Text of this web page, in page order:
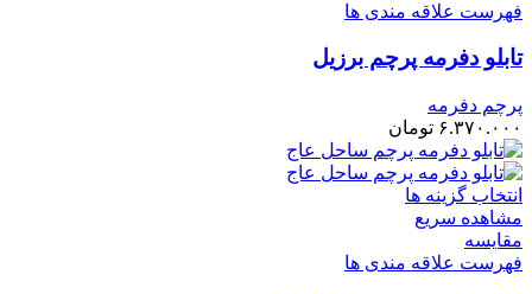
فهرست علاقه مندی ها
تابلو دفرمه پرچم برزیل
پرچم دفرمه
۶.۳۷۰.۰۰۰ تومان
انتخاب گزینه ها
مشاهده سریع
مقایسه
فهرست علاقه مندی ها